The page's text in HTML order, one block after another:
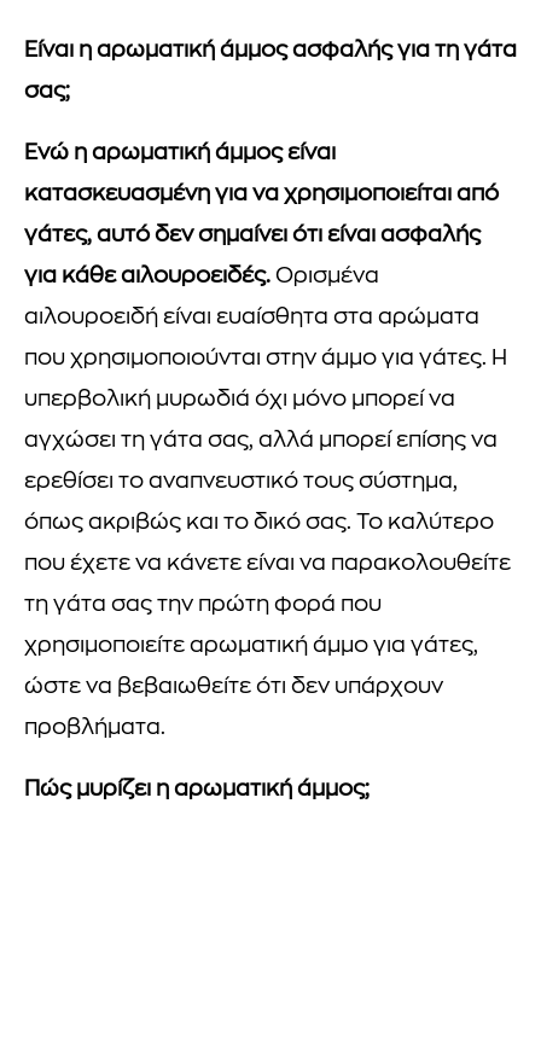
Είναι η αρωματική άμμος ασφαλής για τη γάτα
σας;
Ενώ η αρωματική άμμος είναι
κατασκευασμένη για να χρησιμοποιείται από
γάτες, αυτό δεν σημαίνει ότι είναι ασφαλής
για κάθε αιλουροειδές. Ορισμένα
αιλουροειδή είναι ευαίσθητα στα αρώματα
που χρησιμοποιούνται στην άμμο για γάτες. Η
υπερβολική μυρωδιά όχι μόνο μπορεί να
αγχώσει τη γάτα σας, αλλά μπορεί επίσης να
ερεθίσει το αναπνευστικό τους σύστημα,
όπως ακριβώς και το δικό σας. Το καλύτερο
που έχετε να κάνετε είναι να παρακολουθείτε
τη γάτα σας την πρώτη φορά που
χρησιμοποιείτε αρωματική άμμο για γάτες,
ώστε να βεβαιωθείτε ότι δεν υπάρχουν
προβλήματα.
Πώς μυρίζει η αρωματική άμμος;